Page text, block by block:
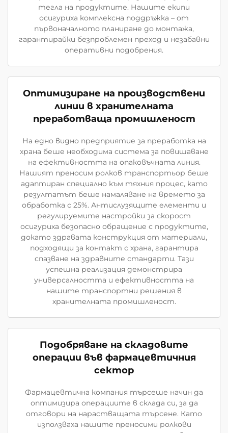
тегла на продуктите. Нашите екипи
осигуриха комплексна поддръжка – от
първоначалното планиране до монтажа,
гарантирайки безпроблемен преход и незабавни
оперативни подобрения.
Оптимизиране на производствени
линии в хранителната
преработваща промишленост
На едно видно предприятие за преработка на
храна беше необходима система за повишаване
на ефективността на опаковъчната линия.
Нашият преносим ролков транспортьор беше
адаптиран специално към тяхния процес, като
резултатът беше намаляване на времето за
обработка с 25%. Антислузящите елементи и
регулируемите настройки за скорост
осигуриха безопасно обращение с продуктите,
докато здравата конструкция от материали,
подходящи за контакт с храна, гарантира
спазване на здравните стандарти. Тази
успешна реализация демонстрира
универсалността и ефективността на
нашите транспортни решения в
хранителната промишленост.
Подобряване на складовите
операции във фармацевтичния
сектор
Фармацевтична компания търсеше начин да
оптимизира операциите в склада си, за да
отговори на нарастващата търсене. Като
използваха нашите преносими ролкови